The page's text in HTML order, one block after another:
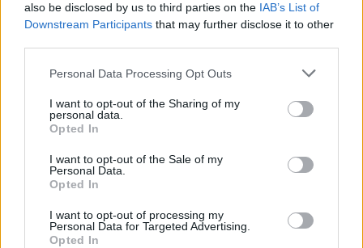
also be disclosed by us to third parties on the IAB’s List of
Downstream Participants that may further disclose it to other
Personal Data Processing Opt Outs
I want to opt-out of the Sharing of my
personal data.
Opted In
I want to opt-out of the Sale of my
Personal Data.
Opted In
I want to opt-out of processing my
Personal Data for Targeted Advertising.
Opted In